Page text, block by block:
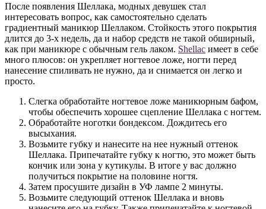
После появления Шеллака, модных девушек стал
интересовать вопрос, как самостоятельно сделать
градиентный маникюр Шеллаком. Стойкость этого покрытия
длится до 3-х недель, да и набор средств не такой обширный,
как при маникюре с обычным гель лаком. Shellac имеет в себе
много плюсов: он укрепляет ногтевое ложе, ногти перед
нанесение спиливать не нужно, да и снимается он легко и
просто.
Слегка обработайте ногтевое ложе маникюрным бафом,
чтобы обеспечить хорошее сцепление Шеллака с ногтем.
Обработайте ноготки бондексом. Дождитесь его
высыхания.
Возьмите губку и нанесите на нее нужный оттенок
Шеллака. Припечатайте губку к ногтю, это может быть
кончик или зона у кутикулы. В итоге у вас должно
получиться покрытие на половине ногтя.
Затем просушите дизайн в УФ лампе 2 минуты.
Возьмите следующий оттенок Шеллака и вновь